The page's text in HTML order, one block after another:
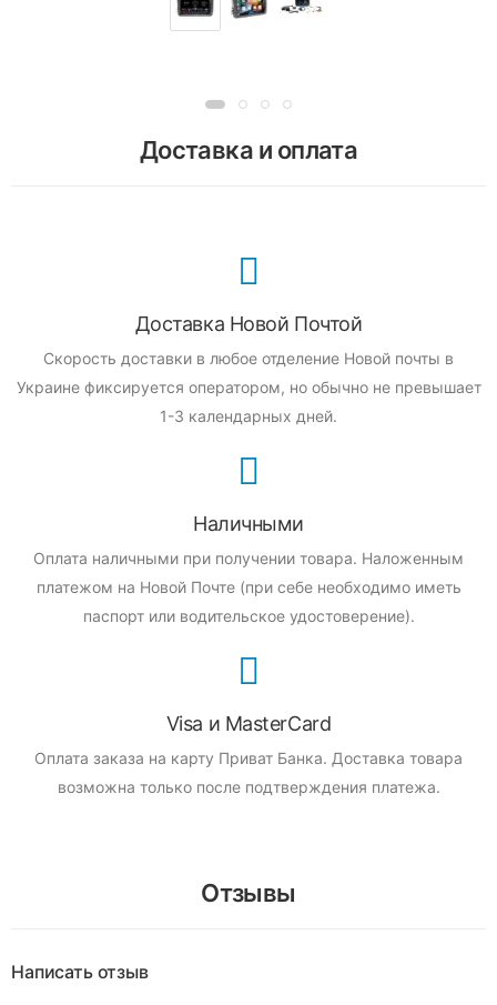
Доставка и оплата
Доставка Новой Почтой
Скорость доставки в любое отделение Новой почты в
Украине фиксируется оператором, но обычно не превышает
1-3 календарных дней.
Наличными
Оплата наличными при получении товара. Наложенным
платежом на Новой Почте (при себе необходимо иметь
паспорт или водительское удостоверение).
Visa и MasterCard
Оплата заказа на карту Приват Банка. Доставка товара
возможна только после подтверждения платежа.
Отзывы
Написать отзыв